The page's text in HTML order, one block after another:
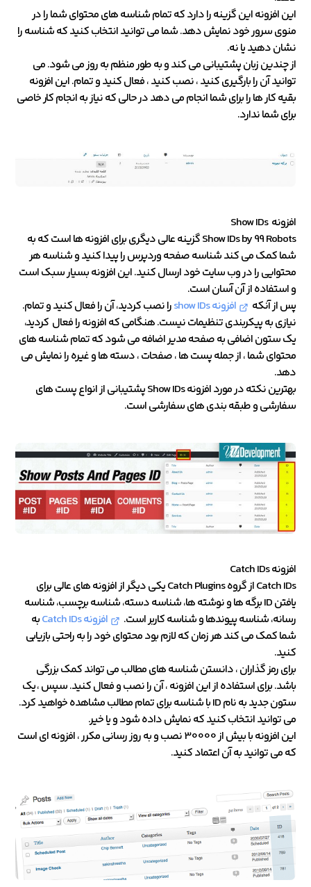
این افزونه این گزینه را دارد که تمام شناسه های محتوای شما را در
منوی سرور خود نمایش دهد. شما می توانید انتخاب کنید که شناسه را
نشان دهید یا نه.
از چندین زبان پشتیبانی می کند و به طور منظم به روز می شود. می
توانید آن را بارگیری کنید ، نصب کنید ، فعال کنید و تمام. این افزونه
بقیه کار ها را برای شما انجام می دهد در حالی که نیاز به انجام کار خاصی
برای شما ندارد.
افزونه Show IDs
Show IDs by 99 Robots گزینه عالی دیگری برای افزونه ها است که به
شما کمک می کند شناسه صفحه وردپرس را پیدا کنید و شناسه هر
محتوایی را در وب سایت خود ارسال کنید. این افزونه بسیار سبک است
و استفاده از آن آسان است.
پس از آنکه
افزونه show IDs
را نصب کردید، آن را فعال کنید و تمام.
نیازی به پیکربندی تنظیمات نیست. هنگامی که افزونه را فعال کردید،
یک ستون اضافی به صفحه مدیر اضافه می شود که تمام شناسه های
محتوای شما ، از جمله پست ها ، صفحات ، دسته ها و غیره را نمایش می
دهد.
بهترین نکته در مورد افزونه Show IDs پشتیبانی از انواع پست های
سفارشی و طبقه بندی های سفارشی است.
افزونه Catch IDs
Catch IDs از گروه Catch Plugins یکی دیگر از افزونه های عالی برای
یافتن ID برگه ها و نوشته ها، شناسه دسته، شناسه برچسب، شناسه
رسانه، شناسه پیوندها و شناسه کاربر است.
افزونه Catch IDs
به
شما کمک می کند هر زمان که لازم بود محتوای خود را به راحتی بازیابی
کنید.
برای رمز گذاران ، دانستن شناسه های مطالب می تواند کمک بزرگی
باشد. برای استفاده از این افزونه ، آن را نصب و فعال کنید. سپس ، یک
ستون جدید به نام ID با شناسه برای تمام مطالب مشاهده خواهید کرد.
می توانید انتخاب کنید که نمایش داده شود و یا خیر.
این افزونه با بیش از 30000 نصب و به روز رسانی مکرر ، افزونه ای است
که می توانید به آن اعتماد کنید.